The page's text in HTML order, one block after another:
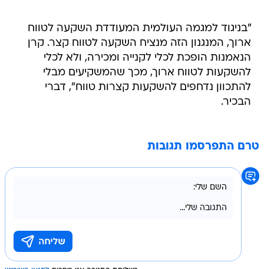
"בניגוד למגמה העולמית המעודדת השקעה לטווח
ארוך, המנגנון הזה מנציח השקעה לטווח קצר. קרן
הנאמנות הופכת לכלי לקנייה ומכירה, ולא לכלי
להשקעות לטווח ארוך, מכך שהמשקיעים מבלי
להתכוון נדחפים להשקעות קצרות טווח", דברי
הבכיר.
טרם התפרסמו תגובות